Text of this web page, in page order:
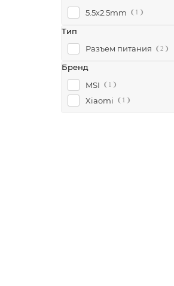
5.5x2.5mm
1
Тип
Разъем питания
2
Бренд
MSI
1
Xiaomi 1